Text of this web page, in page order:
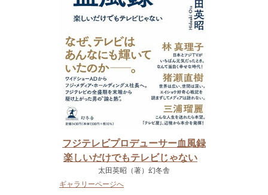
フジテレビプロデューサー血風録
楽しいだけでもテレビじゃない
太田英昭（著）幻冬舎
ギャラリーページへ